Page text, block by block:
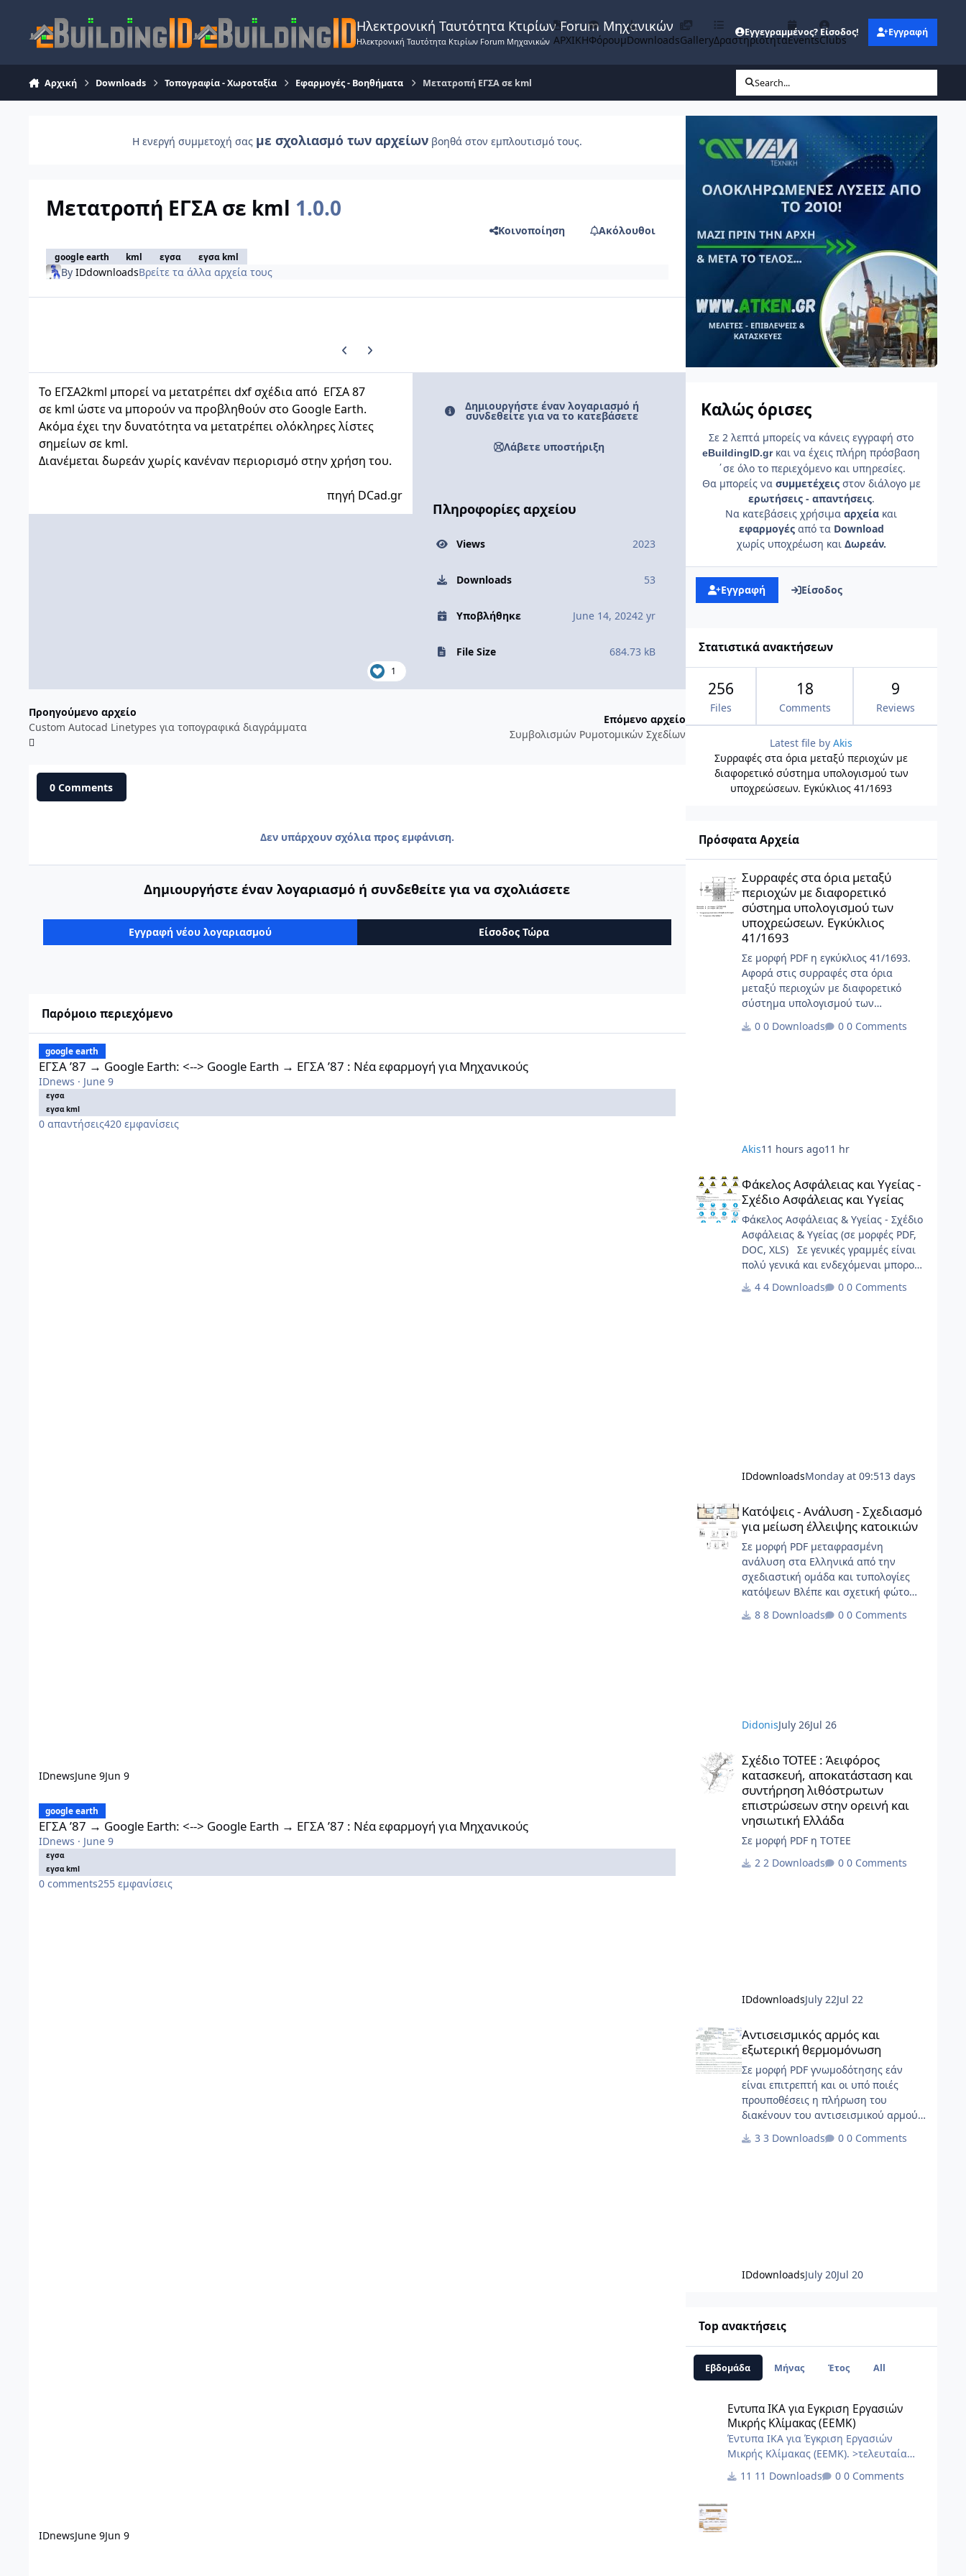
Ηλεκτρονική Ταυτότητα Κτιρίων Forum Μηχανικών
Ηλεκτρονική Ταυτότητα Κτιρίων Forum Μηχανικών ΑΡΧΙΚΗΦόρουμDownloadsGalleryΔραστηριότηταEventsClubs
Εγγεγραμμένος? Είσοδος! Εγγραφή
Αρχική Downloads Τοπογραφία - Χωροταξία Εφαρμογές - Βοηθήματα Μετατροπή ΕΓΣΑ σε kml Search...
Η ενεργή συμμετοχή σας με σχολιασμό των αρχείωνβοηθά στον εμπλουτισμό τους.
Μετατροπή ΕΓΣΑ σε kml 1.0.0
google earth kml εγσα εγσα kml
Κοινοποίηση Ακόλουθοι
By IDdownloadsΒρείτε τα άλλα αρχεία τους
Previous carousel slide
Next carousel slide
Το ΕΓΣΑ2kml μπορεί να μετατρέπει dxf σχέδια από ΕΓΣΑ 87
σε kml ώστε να μπορούν να προβληθούν στο Google Earth.
Ακόμα έχει την δυνατότητα να μετατρέπει ολόκληρες λίστες
σημείων σε kml.
Διανέμεται δωρεάν χωρίς κανέναν περιορισμό στην χρήση του.
πηγή DCad.gr
1
Δημιουργήστε έναν λογαριασμό ή
συνδεθείτε για να το κατεβάσετε
Λάβετε υποστήριξη
Πληροφορίες αρχείου
Views 2023
Downloads 53
Υποβλήθηκε June 14, 20242 yr
File Size 684.73 kB
Προηγούμενο αρχείο
Custom Autocad Linetypes για τοπογραφικά διαγράμματα
Επόμενο αρχείο
Συμβολισμών Ρυμοτομικών Σχεδίων
0 Comments
Δεν υπάρχουν σχόλια προς εμφάνιση.
Δημιουργήστε έναν λογαριασμό ή συνδεθείτε για να σχολιάσετε
Εγγραφή νέου λογαριασμού Είσοδος Τώρα
Παρόμοιο περιεχόμενο
ΕΓΣΑ ’87 → Google Earth: <--> Google Earth → ΕΓΣΑ ’87 : Νέα εφαρμογή για Μηχανικούς
google earth
ΕΓΣΑ ’87 → Google Earth: <--> Google Earth → ΕΓΣΑ ’87 : Νέα εφαρμογή για Μηχανικούς
IDnews · June 9
εγσα
εγσα kml
0 απαντήσεις420 εμφανίσεις
IDnewsJune 9Jun 9
ΕΓΣΑ ’87 → Google Earth: <--> Google Earth → ΕΓΣΑ ’87 : Νέα εφαρμογή για Μηχανικούς
google earth
ΕΓΣΑ ’87 → Google Earth: <--> Google Earth → ΕΓΣΑ ’87 : Νέα εφαρμογή για Μηχανικούς
IDnews · June 9
εγσα
εγσα kml
0 comments255 εμφανίσεις
IDnewsJune 9Jun 9
Καλώς όρισες
Σε 2 λεπτά μπορείς να κάνεις εγγραφή στο
eBuildingID.gr και να έχεις πλήρη πρόσβαση
΄σε όλο το περιεχόμενο και υπηρεσίες.
Θα μπορείς να συμμετέχειςστον διάλογο με
ερωτήσεις - απαντήσεις.
Να κατεβάσεις χρήσιμααρχεία και
εφαρμογέςαπό τα Download
χωρίς υποχρέωση και Δωρεάν.
Εγγραφή Είσοδος
Στατιστικά ανακτήσεων
256
Files
18
Comments
9
Reviews
Latest file byAkis
Συρραφές στα όρια μεταξύ περιοχών με
διαφορετικό σύστημα υπολογισμού των
υποχρεώσεων. Εγκύκλιος 41/1693
Πρόσφατα Αρχεία
Συρραφές στα όρια μεταξύ περιοχών με διαφορετικό
Συρραφές στα όρια μεταξύ
περιοχών με διαφορετικό
σύστημα υπολογισμού των
υποχρεώσεων. Εγκύκλιος
41/1693
Σε μορφή PDF η εγκύκλιος 41/1693.
Αφορά στις συρραφές στα όρια
μεταξύ περιοχών με διαφορετικό
σύστημα υπολογισμού των
της.
0 Downloads 0 Comments
Akis11 hours ago11 hr
Φάκελος Ασφάλειας και Υγείας - Σχέδιο Ασφάλειας και
Φάκελος Ασφάλειας και Υγείας -
Σχέδιο Ασφάλειας και Υγείας
Φάκελος Ασφάλειας & Υγείας - Σχέδιο
Ασφάλειας & Υγείας (σε μορφές PDF,
DOC, XLS) Σε γενικές γραμμές είναι
πολύ γενικά και ενδεχόμεναι μπορούν
να καλύψουν σημαντικό φάσμα
έργων.
4 Downloads 0 Comments
IDdownloadsMonday at 09:513 days
Κατόψεις - Ανάλυση - Σχεδιασμό για μείωση έλλειψης
Κατόψεις - Ανάλυση - Σχεδιασμό
για μείωση έλλειψης κατοικιών
Σε μορφή PDF μεταφρασμένη
ανάλυση στα Ελληνικά από την
σχεδιαστική ομάδα και τυπολογίες
κατόψεων Βλέπε και σχετική φώτο
διαγράμματα, το γραφικό υλικό, το
strategies + architecture. Για άδειες
μετάφρασης: contact@st-ar.nl www.st-
ar.nl
8 Downloads 0 Comments
DidonisJuly 26Jul 26
Σχέδιο ΤΟΤΕΕ : Άειφόρος κατασκευή, αποκατάσταση
Σχέδιο ΤΟΤΕΕ : Άειφόρος
κατασκευή, αποκατάσταση και
συντήρηση λιθόστρωτων
επιστρώσεων στην ορεινή και
νησιωτική Ελλάδα
Σε μορφή PDF η ΤΟΤΕΕ
2 Downloads
0 Comments
IDdownloadsJuly 22Jul 22
Αντισεισμικός αρμός και
εξωτερική θερμομόνωση
Σε μορφή PDF γνωμοδότησης εάν
είναι επιτρεπτή και οι υπό ποιές
προυποθέσεις η πλήρωση του
διακένουν του αντισεισμικού αρμού
3 Downloads 0 Comments
IDdownloadsJuly 20Jul 20
Top ανακτήσεις
Εβδομάδα Μήνας Έτος All
Εντυπα ΙΚΑ για Εγκριση Εργασιών
Μικρής Κλίμακας (ΕΕΜΚ)
Έντυπα ΙΚΑ για Έγκριση Εργασιών
Μικρής Κλίμακας (ΕΕΜΚ). >τελευταία
ενημέρωση 10/2017< 8.Τεχνική Εκθεση
I.K.A.docx 2.3.Εξουσιοδότηση αίτησης –
3_3.docx 2.2.Εξουσιοδότηση κατάθεσης
11 Downloads 0 Comments